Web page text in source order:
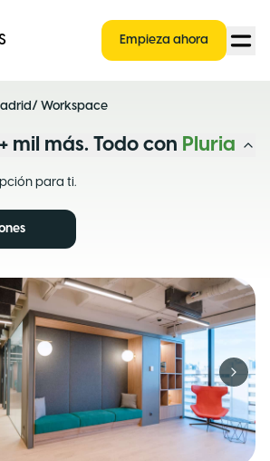
Empieza ahora
/ Workspace
mil más. Todo con Pluria
para ti.
Next